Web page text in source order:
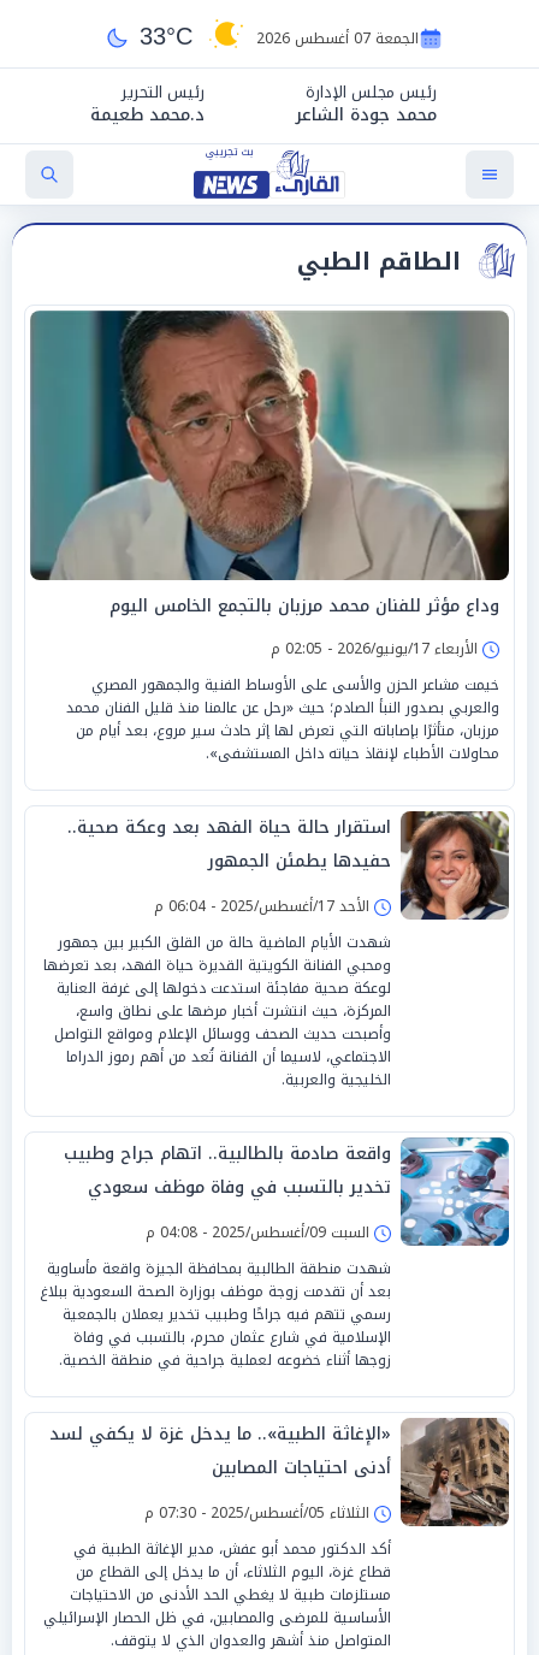
الجمعة 07 أغسطس 2026 33°C
رئيس مجلس الإدارة
محمد جودة الشاعر
رئيس التحرير
د.محمد طعيمة
الطاقم الطبي
وداع مؤثر للفنان محمد مرزبان بالتجمع الخامس اليوم
الأربعاء 17/يونيو/2026 - 02:05 م
خيمت مشاعر الحزن والأسى على الأوساط الفنية والجمهور المصري
والعربي بصدور النبأ الصادم؛ حيث «رحل عن عالمنا منذ قليل الفنان محمد
مرزبان، متأثرًا بإصاباته التي تعرض لها إثر حادث سير مروع، بعد أيام من
محاولات الأطباء لإنقاذ حياته داخل المستشفى».
استقرار حالة حياة الفهد بعد وعكة صحية..
حفيدها يطمئن الجمهور
الأحد 17/أغسطس/2025 - 06:04 م
شهدت الأيام الماضية حالة من القلق الكبير بين جمهور
ومحبي الفنانة الكويتية القديرة حياة الفهد، بعد تعرضها
لوعكة صحية مفاجئة استدعت دخولها إلى غرفة العناية
المركزة، حيث انتشرت أخبار مرضها على نطاق واسع،
وأصبحت حديث الصحف ووسائل الإعلام ومواقع التواصل
الاجتماعي، لاسيما أن الفنانة تُعد من أهم رموز الدراما
الخليجية والعربية.
واقعة صادمة بالطالبية.. اتهام جراح وطبيب
تخدير بالتسبب في وفاة موظف سعودي
السبت 09/أغسطس/2025 - 04:08 م
شهدت منطقة الطالبية بمحافظة الجيزة واقعة مأساوية
بعد أن تقدمت زوجة موظف بوزارة الصحة السعودية ببلاغ
رسمي تتهم فيه جراحًا وطبيب تخدير يعملان بالجمعية
الإسلامية في شارع عثمان محرم، بالتسبب في وفاة
زوجها أثناء خضوعه لعملية جراحية في منطقة الخصية.
«الإغاثة الطبية».. ما يدخل غزة لا يكفي لسد
أدنى احتياجات المصابين
الثلاثاء 05/أغسطس/2025 - 07:30 م
أكد الدكتور محمد أبو عفش، مدير الإغاثة الطبية في
قطاع غزة، اليوم الثلاثاء، أن ما يدخل إلى القطاع من
مستلزمات طبية لا يغطي الحد الأدنى من الاحتياجات
الأساسية للمرضى والمصابين، في ظل الحصار الإسرائيلي
المتواصل منذ أشهر والعدوان الذي لا يتوقف.